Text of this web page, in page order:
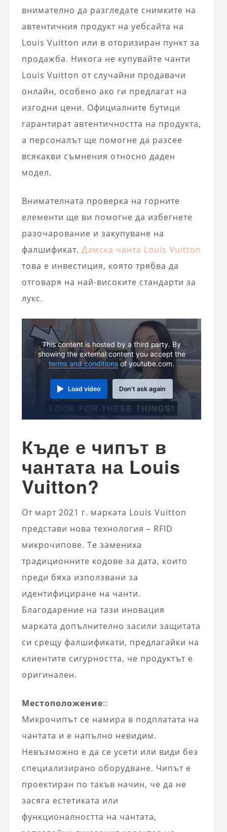
внимателно да разгледате снимките на
автентичния продукт на уебсайта на
Louis Vuitton или в оторизиран пункт за
продажба. Никога не купувайте чанти
Louis Vuitton от случайни продавачи
онлайн, особено ако ги предлагат на
изгодни цени. Официалните бутици
гарантират автентичността на продукта,
а персоналът ще помогне да разсее
всякакви съмнения относно даден
модел.
Внимателната проверка на горните
елементи ще ви помогне да избегнете
разочарование и закупуване на
фалшификат. Дамска чанта Louis Vuitton
това е инвестиция, която трябва да
отговаря на най-високите стандарти за
лукс.
This content is hosted by a third party. By
showing the external content you accept the
terms and conditions of youtube.com.
Load video Don't ask again
Къде е чипът в
чантата на Louis
Vuitton?
От март 2021 г. марката Louis Vuitton
представи нова технология – RFID
микрочипове. Те замениха
традиционните кодове за дата, които
преди бяха използвани за
идентифициране на чанти.
Благодарение на тази иновация
марката допълнително засили защитата
си срещу фалшификати, предлагайки на
клиентите сигурността, че продуктът е
оригинален.
Местоположение::
Микрочипът се намира в подплатата на
чантата и е напълно невидим.
Невъзможно е да се усети или види без
специализирано оборудване. Чипът е
проектиран по такъв начин, че да не
засяга естетиката или
функционалността на чантата,